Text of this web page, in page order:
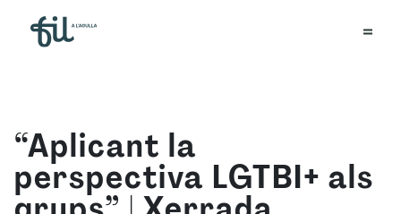
“Aplicant la
perspectiva LGTBI+ als